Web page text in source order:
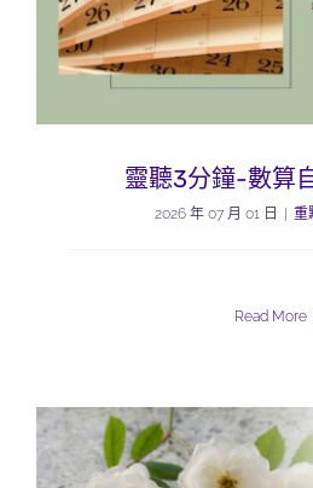
靈聽3分鐘-數算
2026 年 07 月 01 日 重
Read More